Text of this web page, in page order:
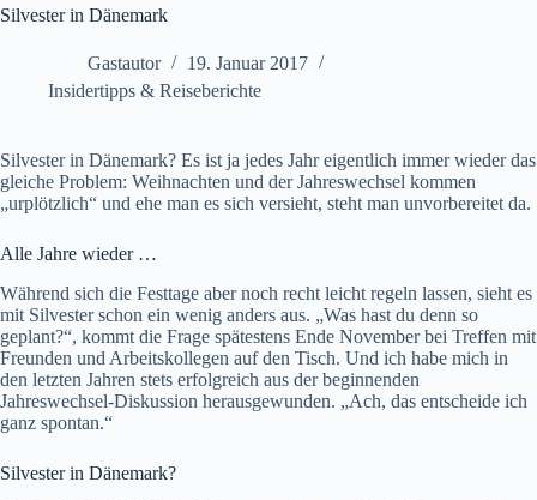
Silvester in Dänemark
Gastautor
19. Januar 2017
Insidertipps & Reiseberichte
Silvester in Dänemark? Es ist ja jedes Jahr eigentlich immer wieder das
gleiche Problem: Weihnachten und der Jahreswechsel kommen
„urplötzlich“ und ehe man es sich versieht, steht man unvorbereitet da.
Alle Jahre wieder …
Während sich die Festtage aber noch recht leicht regeln lassen, sieht es
mit Silvester schon ein wenig anders aus. „Was hast du denn so
geplant?“, kommt die Frage spätestens Ende November bei Treffen mit
Freunden und Arbeitskollegen auf den Tisch. Und ich habe mich in
den letzten Jahren stets erfolgreich aus der beginnenden
Jahreswechsel-Diskussion herausgewunden. „Ach, das entscheide ich
ganz spontan.“
Silvester in Dänemark?